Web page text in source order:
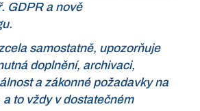
GDPR a nově
samostatně, upozorňuje
doplnění, archivaci,
a zákonné požadavky na
to vždy v dostatečném